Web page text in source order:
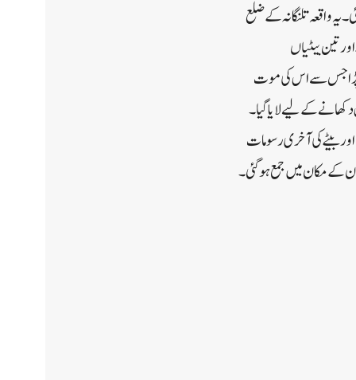
واقعہ تلنگانہ کے ضلع
تھی۔اس کوپانچ بیٹے اور تین بیٹیاں
پڑاجس سے اس کی موت
کے لیے لایا گیا۔
بیٹے کی آخری رسومات
کے مکان میں جمع ہوگئی۔